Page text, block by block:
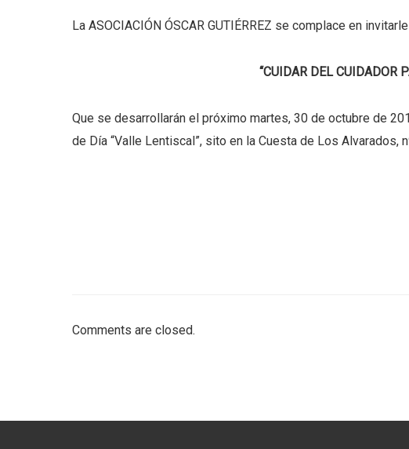
La ASOCIACIÓN ÓSCAR GUTIÉRREZ se complace en
“CUIDAR DEL CUIDADOR
Que se desarrollarán el próximo martes, 30 de octubre de
de Día “Valle Lentiscal”, sito en la Cuesta de Los Alvarados,
Comments are closed.